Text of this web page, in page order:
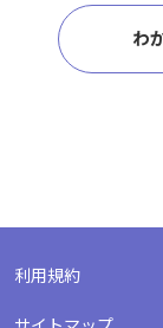
わ
利用規約